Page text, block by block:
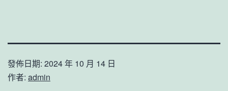
發佈日期: 2024 年 10 月 14 日
作者: admin